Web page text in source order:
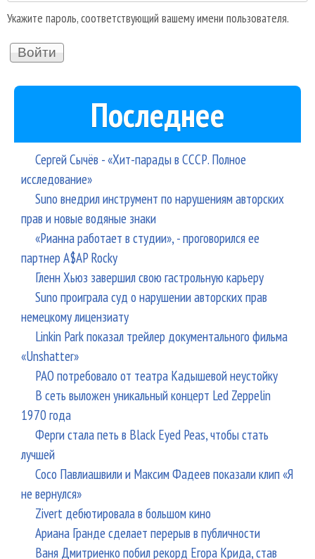
Укажите пароль, соответствующий вашему имени пользователя.
Последнее
Сергей Сычёв - «Хит-парады в СССР. Полное
исследование»
Suno внедрил инструмент по нарушениям авторских
прав и новые водяные знаки
«Рианна работает в студии», - проговорился ее
партнер A$AP Rocky
Гленн Хьюз завершил свою гастрольную карьеру
Suno проиграла суд о нарушении авторских прав
немецкому лицензиату
Linkin Park показал трейлер документального фильма
«Unshatter»
РАО потребовало от театра Кадышевой неустойку
В сеть выложен уникальный концерт Led Zeppelin
1970 года
Ферги стала петь в Black Eyed Peas, чтобы стать
лучшей
Сосо Павлиашвили и Максим Фадеев показали клип «Я
не вернулся»
Zivert дебютировала в большом кино
Ариана Гранде сделает перерыв в публичности
Ваня Дмитриенко побил рекорд Егора Крида, став